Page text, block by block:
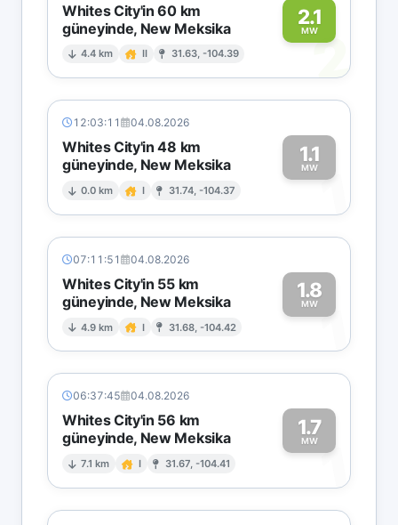
Whites City'in 60 km
güneyinde, New Meksika
4.4 km II 31.63, -104.39
2.1
MW2
12:03:11 04.08.2026
Whites City'in 48 km
güneyinde, New Meksika
0.0 km I 31.74, -104.37
1.1
MW1
07:11:51 04.08.2026
Whites City'in 55 km
güneyinde, New Meksika
4.9 km I 31.68, -104.42
1.8
MW1
06:37:45 04.08.2026
Whites City'in 56 km
güneyinde, New Meksika
7.1 km I 31.67, -104.41
1.7
MW1